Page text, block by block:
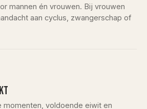
mannen én vrouwen. Bij vrouwen
aan cyclus, zwangerschap of
momenten, voldoende eiwit en